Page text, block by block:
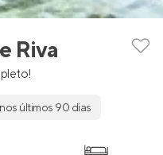
Riva
últimos 90 dias